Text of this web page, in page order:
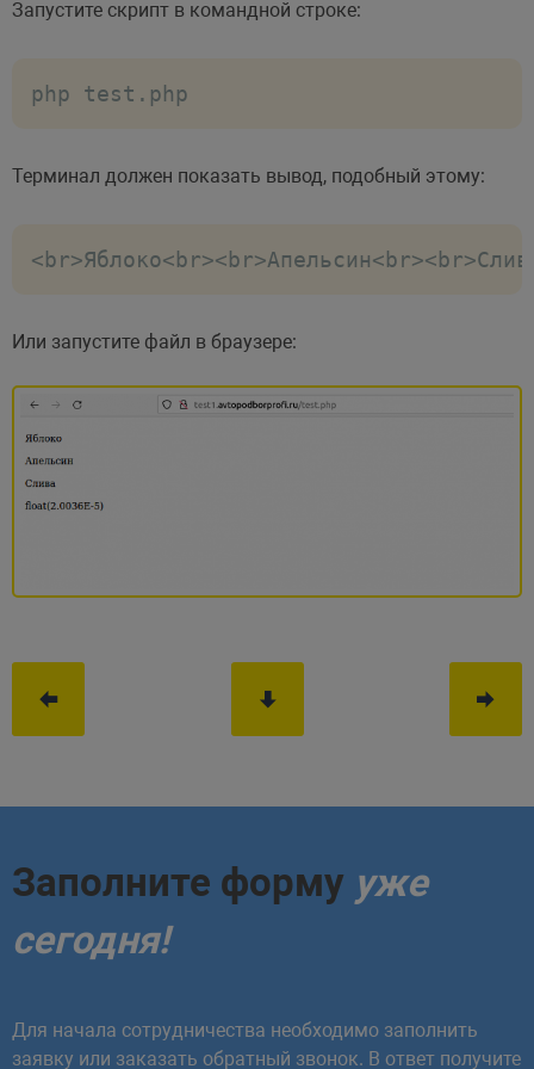
Запустите скрипт в командной строке:
php test.php
Терминал должен показать вывод, подобный этому:
Или запустите файл в браузере:
Заполните форму уже
сегодня!
Для начала сотрудничества необходимо заполнить
заявку или заказать обратный звонок. В ответ получите